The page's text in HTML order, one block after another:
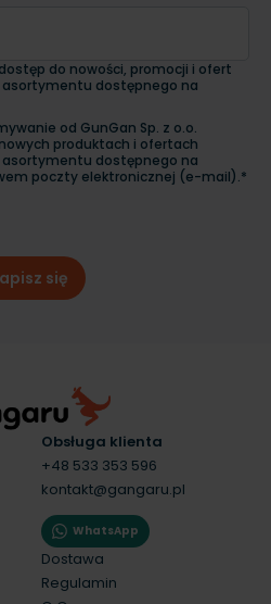
do nowości, promocji i ofert
dostępnego na
od GunGan Sp. z o.o.
produktach i ofertach
dostępnego na
poczty elektronicznej (e-mail).*
się
Obsługa klienta
+48 533 353 596
kontakt@gangaru.pl
WhatsApp
Dostawa
Regulamin